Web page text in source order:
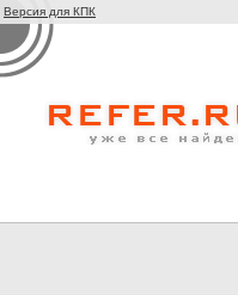
Версия для КПК